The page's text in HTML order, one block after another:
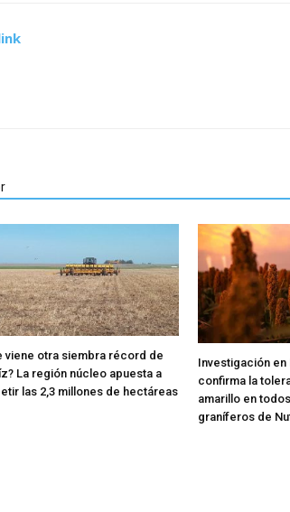
viene otra siembra récord de
La región núcleo apuesta a
las 2,3 millones de hectáreas
Investigación en
confirma la
amarillo en
graníferos de